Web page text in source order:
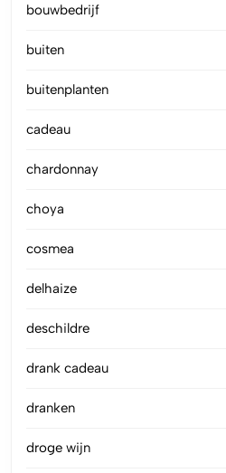
bouwbedrijf
buiten
buitenplanten
cadeau
chardonnay
choya
cosmea
delhaize
deschildre
drank cadeau
dranken
droge wijn